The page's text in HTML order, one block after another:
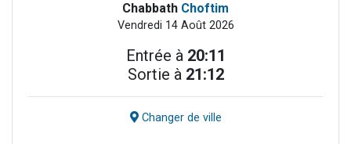
Chabbath Choftim
Vendredi 14 Août 2026
Entrée à 20:11
Sortie à 21:12
Changer de ville